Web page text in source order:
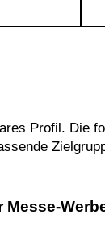
Profil. Die